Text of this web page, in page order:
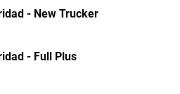
- New Trucker
- Full Plus